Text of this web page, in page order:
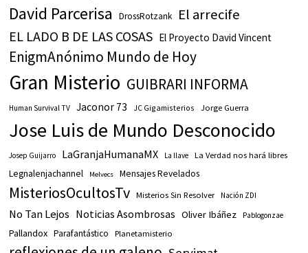
David Parcerisa DrossRotzank El arrecife
EL LADO B DE LAS COSAS El Proyecto David Vincent
EnigmAnónimo Mundo de Hoy
Gran Misterio GUIBRARI INFORMA
Human Survival TV Jaconor 73 JC Gigamisterios Jorge Guerra
Jose Luis de Mundo Desconocido
Josep Guijarro LaGranjaHumanaMX La llave La Verdad nos hará libres
Legnalenjachannel Melvecs Mensajes Revelados
MisteriosOcultosTv Misterios Sin Resolver Nación ZDI
No Tan Lejos Noticias Asombrosas Oliver Ibáñez Pablogonzae
Pallandox Parafantástico Planetamisterio